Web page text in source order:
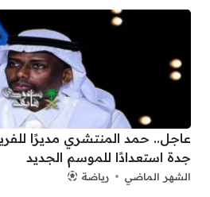
عاجل.. حمد المنتشري مديرًا
جدة استعدادًا للموسم الجديد
الشهر الماضي رياضة